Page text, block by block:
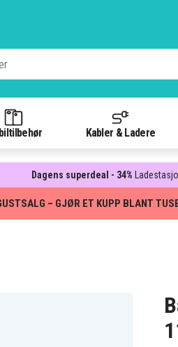
Kabler & Ladere
Dagens superdeal - 34%
– GJØR ET KUPP BLANT